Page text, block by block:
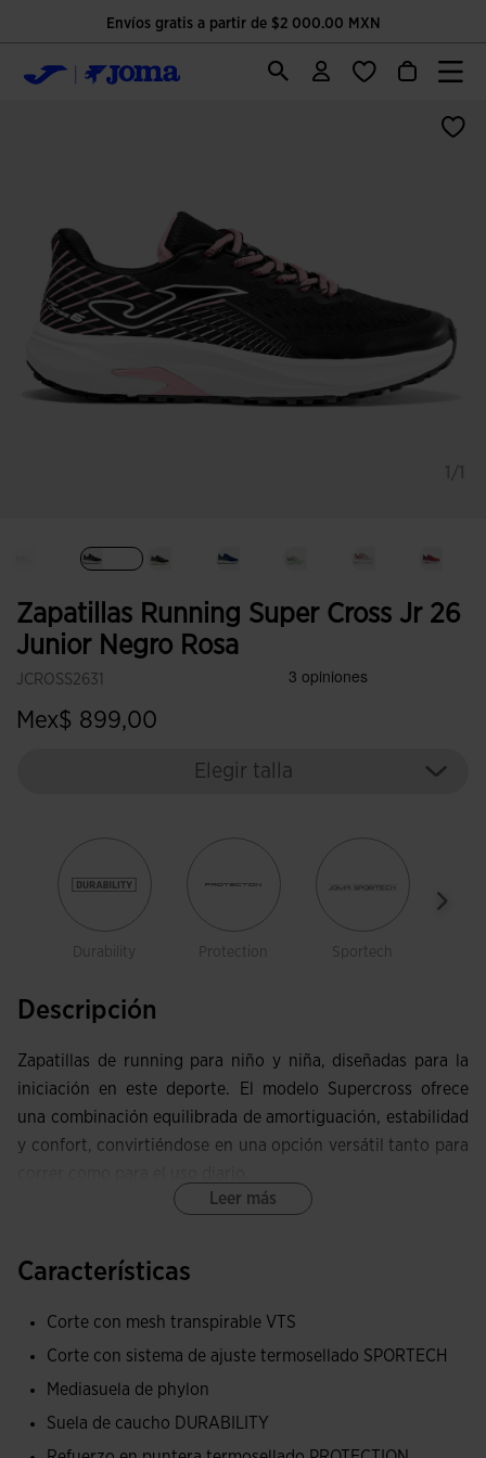
Envíos gratis a partir de $2 000.00 MXN
Zapatillas Running Super Cross Jr 26
Junior Negro Rosa
JCROSS2631
Mex$ 899,00
Elegir talla
Durability Protection Sportech
Descripción
Zapatillas de running para niño y niña, diseñadas para la
iniciación en este deporte. El modelo Supercross ofrece
una combinación equilibrada de amortiguación, estabilidad
y confort, convirtiéndose en una opción versátil tanto para
mantener los pies frescos y secos. Incorpora el sistema de
y cierre adherente para un ajuste seguro y fácil.
Refuerzo termosellado PROTECTION en la puntera, que
limita las rozaduras en la zona y alarga la durabilidad de las
Leer más
Características
Corte con mesh transpirable VTS
Corte con sistema de ajuste termosellado SPORTECH
Mediasuela de phylon
Suela de caucho DURABILITY